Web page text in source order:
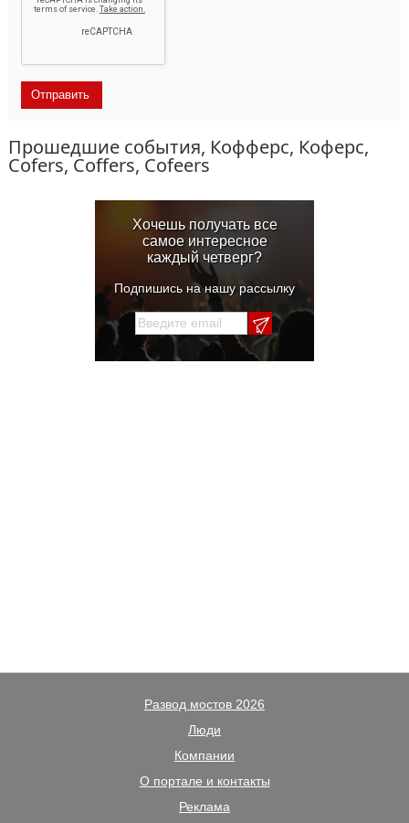
Прошедшие события, Кофферс, Коферс,
Cofers, Coffers, Cofeers
Хочешь получать все
самое интересное
каждый четверг?
Подпишись на нашу рассылку
Развод мостов 2026
Люди
Компании
О портале и контакты
Реклама